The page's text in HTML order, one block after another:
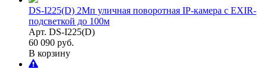
DS-I225(D) 2Мп уличная поворотная IP-камера с EXIR-
подсветкой до 100м
Арт. DS-I225(D)
60 090 руб.
В корзину